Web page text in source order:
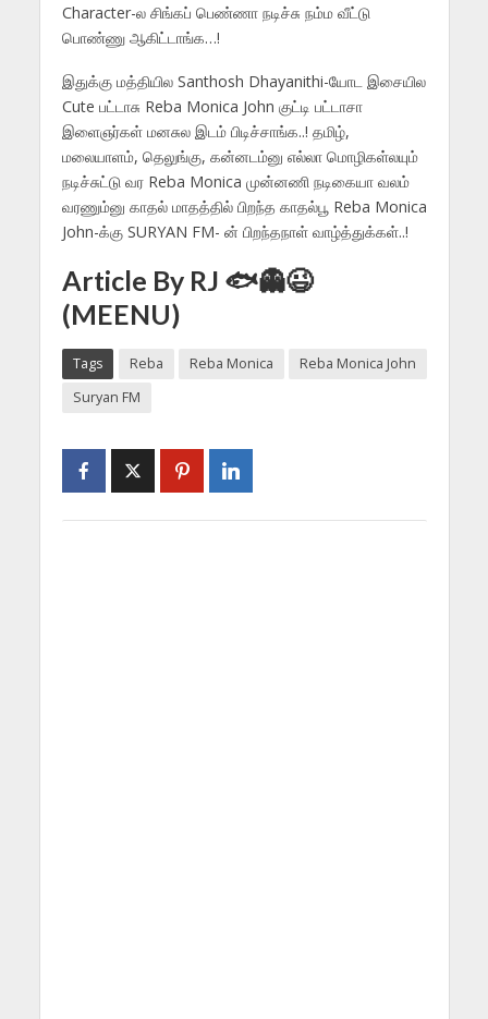
Character-ல சிங்கப் பெண்ணா நடிச்சு நம்ம வீட்டு
பொண்ணு ஆகிட்டாங்க…!
இதுக்கு மத்தியில Santhosh Dhayanithi-யோட இசையில
Cute பட்டாசு Reba Monica John குட்டி பட்டாசா
இளைஞர்கள் மனசுல இடம் பிடிச்சாங்க..! தமிழ்,
மலையாளம், தெலுங்கு, கன்னடம்னு எல்லா மொழிகள்லயும்
நடிச்சுட்டு வர Reba Monica முன்னணி நடிகையா வலம்
வரணும்னு காதல் மாதத்தில் பிறந்த காதல்பூ Reba Monica
John-க்கு SURYAN FM- ன் பிறந்தநாள் வாழ்த்துக்கள்..!
Article By RJ 🐟👻😉
(MEENU)
Tags Reba Reba Monica
Reba Monica John
Suryan FM